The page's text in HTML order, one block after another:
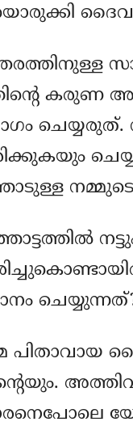
കരുണ
നമ്മുടെ
പിതാവായ